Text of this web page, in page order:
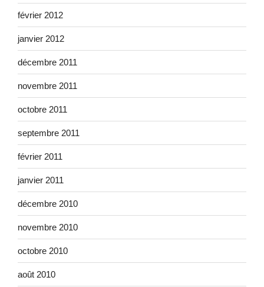
février 2012
janvier 2012
décembre 2011
novembre 2011
octobre 2011
septembre 2011
février 2011
janvier 2011
décembre 2010
novembre 2010
octobre 2010
août 2010